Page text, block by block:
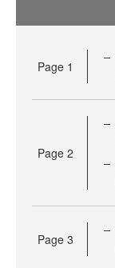
Page 1
Page 2
Page 3